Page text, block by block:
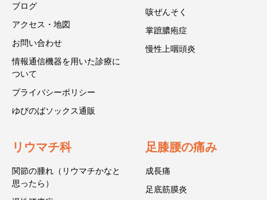
ブログ
アクセス・地図
お問い合わせ
情報通信機器を用いた診療に
ついて
プライバシーポリシー
ゆびのばソックス通販
咳ぜんそく
掌蹠膿疱症
慢性上咽頭炎
リウマチ科
関節の腫れ（リウマチかなと
思ったら）
足膝腰の痛み
成長痛
足底筋膜炎